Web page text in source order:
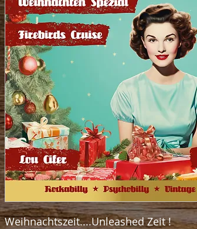
Weihnachtszeit....Unleashed Zeit !